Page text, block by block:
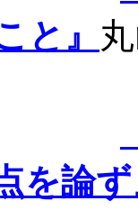
と』
を論